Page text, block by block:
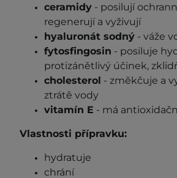
ceramidy - posilují
regenerují a vyživují
hyaluronát sodný - váže
fytosfingosin - posiluje
protizánětlivý účinek,
cholesterol - změkčuje a
ztrátě vody
vitamín E - má
Vlastnosti přípravku:
hydratuje
chrání